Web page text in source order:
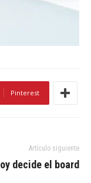
Pinterest
Artículo siguiente
decide el board